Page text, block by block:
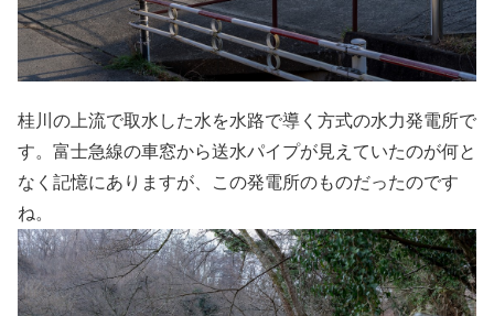
桂川の上流で取水した水を水路で導く方式の水力発電所で
す。富士急線の車窓から送水パイプが見えていたのが何と
なく記憶にありますが、この発電所のものだったのです
ね。